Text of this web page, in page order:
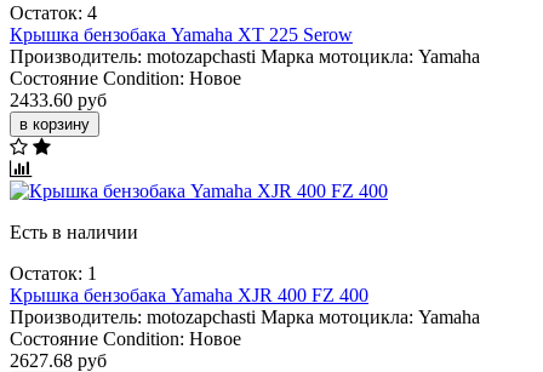
Остаток: 4
Крышка бензобака Yamaha XT 225 Serow
Производитель: motozapchasti Марка мотоцикла: Yamaha
Состояние Condition: Новое
2433.60 руб
в корзину
Есть в наличии
Остаток: 1
Крышка бензобака Yamaha XJR 400 FZ 400
Производитель: motozapchasti Марка мотоцикла: Yamaha
Состояние Condition: Новое
2627.68 руб